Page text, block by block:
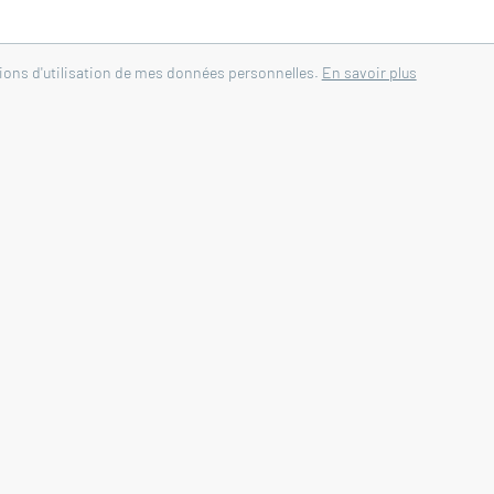
d'utilisation de mes données personnelles. En savoir plus